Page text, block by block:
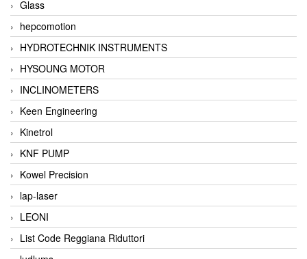
Glass
hepcomotion
HYDROTECHNIK INSTRUMENTS
HYSOUNG MOTOR
INCLINOMETERS
Keen Engineering
Kinetrol
KNF PUMP
Kowel Precision
lap-laser
LEONI
List Code Reggiana Riduttori